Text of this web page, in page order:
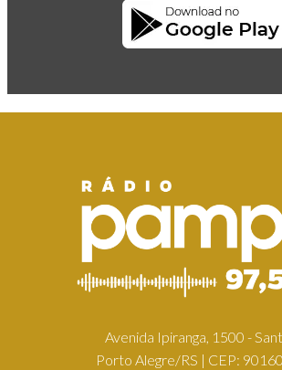
Avenida Ipiranga, 1500 -
Porto Alegre/RS | CEP: